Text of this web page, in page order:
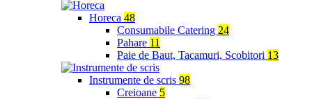
Horeca 48
Consumabile Catering 24
Pahare 11
Paie de Baut, Tacamuri, Scobitori 13
Instrumente de scris 98
Creioane 5